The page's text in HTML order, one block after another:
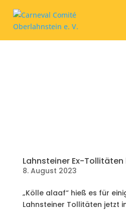
Lahnsteiner Ex-
8. August 2023
„Kölle alaaf“ hieß es für
Lahnsteiner Tollitäten jetzt